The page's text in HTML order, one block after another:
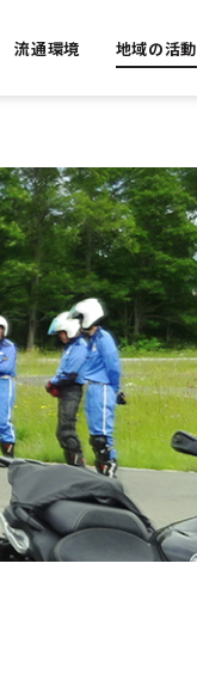
流通環境 地域の活動